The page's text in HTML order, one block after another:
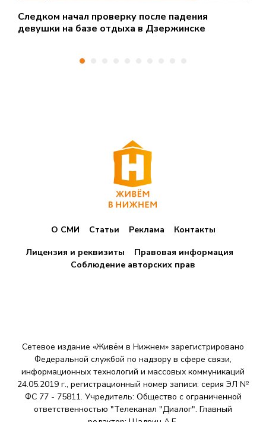
Следком начал проверку после падения
девушки на базе отдыха в Дзержинске
О СМИ Статьи Реклама
Контакты
Лицензия и реквизиты
Правовая информация
Соблюдение авторских прав
Сетевое издание «Живём в Нижнем» зарегистрировано
Федеральной службой по надзору в сфере связи,
информационных технологий и массовых коммуникаций
24.05.2019 г., регистрационный номер записи: серия ЭЛ №
ФС 77 - 75811. Учредитель: Общество с ограниченной
ответственностью "Телеканал "Диалог". Главный